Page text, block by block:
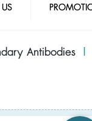
Antibodies